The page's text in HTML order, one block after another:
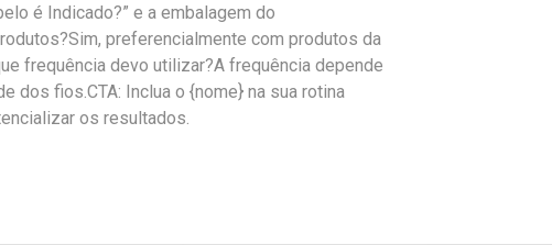
é Indicado?” e a embalagem do
preferencialmente com produtos da
frequência devo utilizar?A frequência depende
dos fios.CTA: Inclua o {nome} na sua rotina
os resultados.